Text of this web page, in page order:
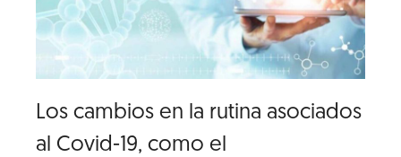
Los cambios en la rutina asociados
al Covid-19, como el